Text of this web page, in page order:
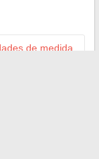
de medida